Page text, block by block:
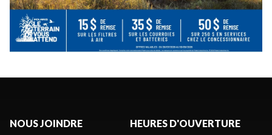
NOUS JOINDRE HEURES D'OUVERTURE